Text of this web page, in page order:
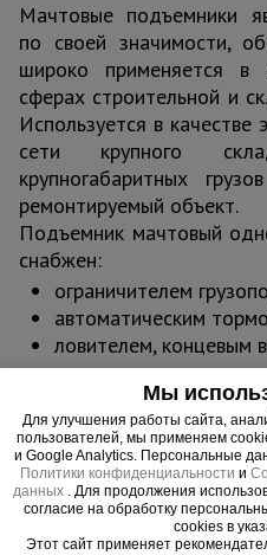
Мачтовые подъемники
по своей значимости,
широко применяется в
сферах строительной и
Используется в качестве
сети крупного
крупногабаритных
ремонтируемый объект.
Подъемник мачтовый
снабжен:
ограничителем
автоматическим
ловителем, концевым
концевым
блокировкой
2-мя откидными
ограждением
Возможна поставка
Мы
Для улучшения работы сайта,
пользователей, мы применяем
и Google Analytics. Персональные
Политики конфиденциальности и
данных . Для продолжения
согласие на обработку
cookies в
Этот сайт применяет